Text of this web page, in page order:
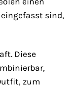
sind,
Diese
zum